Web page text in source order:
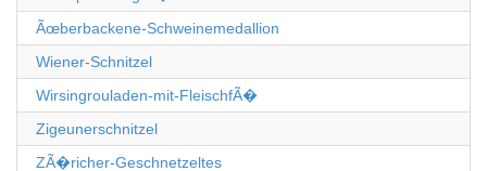
Ãœberbackene-Schweinemedallion
Wiener-Schnitzel
Wirsingrouladen-mit-FleischfÃ�
Zigeunerschnitzel
ZÃ�richer-Geschnetzeltes